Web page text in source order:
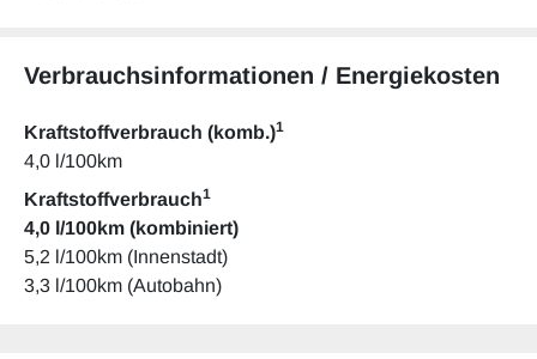
Verbrauchsinformationen / Energiekosten
Kraftstoffverbrauch (komb.)1
4,0 l/100km
Kraftstoffverbrauch1
4,0 l/100km (kombiniert)
5,2 l/100km (Innenstadt)
3,3 l/100km (Autobahn)